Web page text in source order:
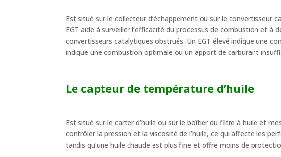
Est situé sur le collecteur d’échappement ou sur le
EGT aide à surveiller l’efficacité du processus de combustion et
convertisseurs catalytiques obstrués. Un EGT élevé indique une
indique une combustion optimale ou un apport de carburant
Le capteur de température d’huile
Est situé sur le carter d’huile ou sur le boîtier du filtre à huile et
contrôler la pression et la viscosité de l’huile, ce qui affecte les
tandis qu’une huile chaude est plus fine et offre moins de